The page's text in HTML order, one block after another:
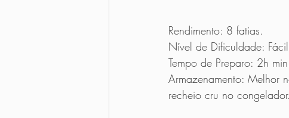
Rendimento: 8 fatias.
Nível de Dificuldade:
Tempo de Preparo: 2h min.
Armazenamento: Melhor
recheio cru no congelador.